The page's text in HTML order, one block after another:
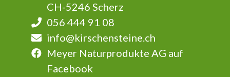
CH-5246 Scherz
056 444 91 08
info@kirschensteine.ch
Meyer Naturprodukte AG auf
Facebook